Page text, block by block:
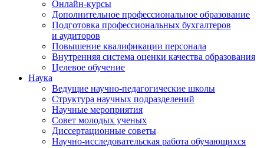
Онлайн-курсы
Дополнительное профессиональное образование
Подготовка профессиональных бухгалтеров
и аудиторов
Повышение квалификации персонала
Внутренняя система оценки качества образования
Целевое обучение
Наука
Ведущие научно-педагогические школы
Структура научных подразделений
Научные мероприятия
Совет молодых ученых
Диссертационные советы
Научно-исследовательская работа обучающихся